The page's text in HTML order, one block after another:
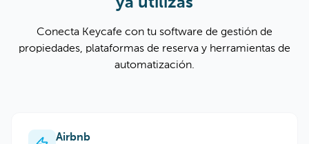
Conecta Keycafe con tu software de gestión de
propiedades, plataformas de reserva y herramientas de
automatización.
Airbnb